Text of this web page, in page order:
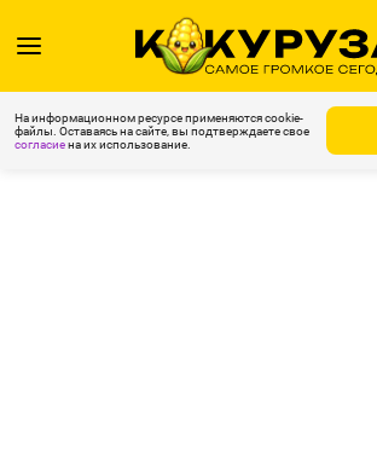
На информационном ресурсе применяются cookie-
файлы. Оставаясь на сайте, вы подтверждаете свое
согласиена их использование.